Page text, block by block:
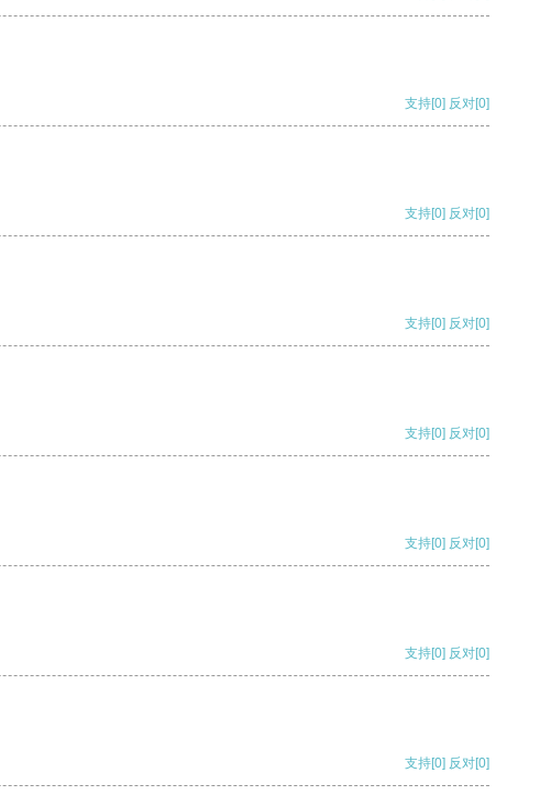
支持[0] 反对[0]
支持[0] 反对[0]
支持[0] 反对[0]
支持[0] 反对[0]
支持[0] 反对[0]
支持[0] 反对[0]
支持[0] 反对[0]